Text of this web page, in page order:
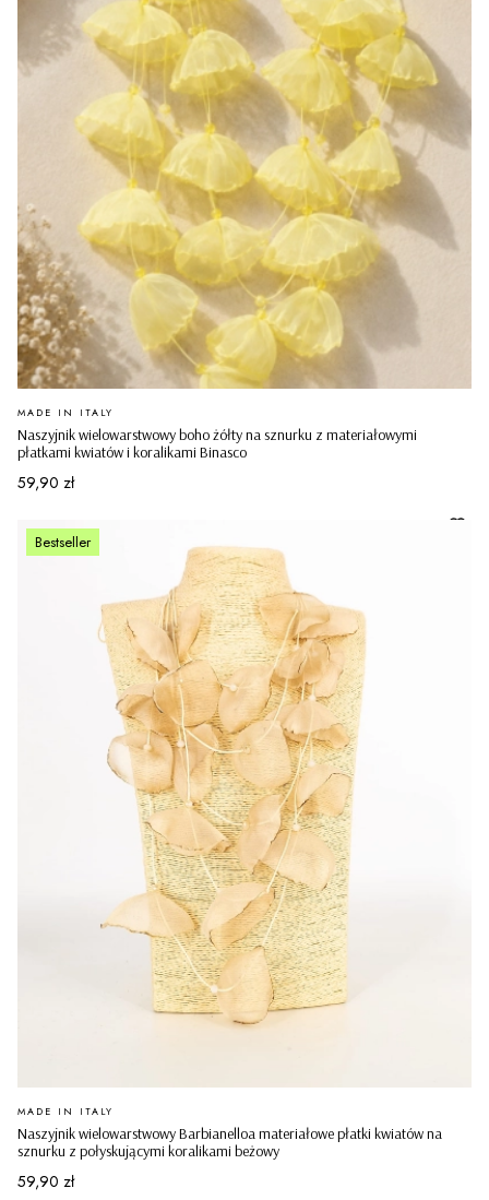
Naszyjnik wielowarstwowy boho żółty na sznurku z materiałowymi
płatkami kwiatów i koralikami Binasco
PRODUCENT
MADE IN ITALY
Cena
59,90 zł
Bestseller
Naszyjnik wielowarstwowy Barbianelloa materiałowe płatki kwiatów na
sznurku z połyskującymi koralikami beżowy
PRODUCENT
MADE IN ITALY
Cena
59,90 zł